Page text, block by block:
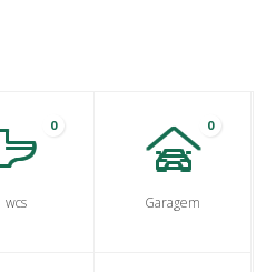
0
wcs
0
Garagem